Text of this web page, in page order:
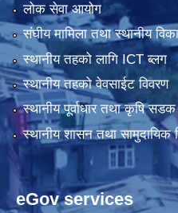
लोक सेवा आयोग
संघीय मामिला तथा स्थानीय
स्थानीय तहको लागि ICT ब्लग
स्थानीय तहको वेवसाईट विवरण
स्थानीय पूर्वाधार तथा कृषि सडक
स्थानीय शासन तथा सामुदायिक
eGov services